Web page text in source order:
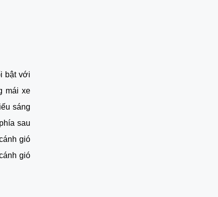
bật với
mái xe
sáng
sau
gió
gió